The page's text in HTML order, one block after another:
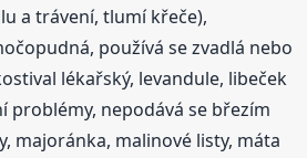
a trávení, tlumí křeče),
používá se zvadlá nebo
lékařský, levandule, libeček
problémy, nepodává se březím
majoránka, malinové listy, máta